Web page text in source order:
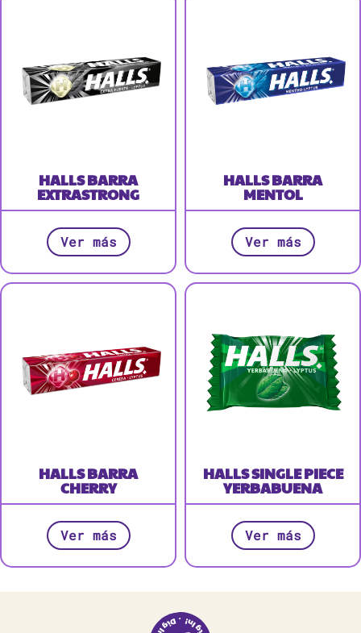
HALLS BARRA
EXTRASTRONG
Ver más
HALLS BARRA
MENTOL
Ver más
HALLS BARRA
CHERRY
Ver más
HALLS SINGLE PIECE
YERBABUENA
Ver más